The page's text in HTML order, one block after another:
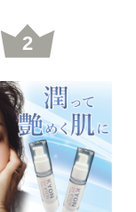
めレベル：
、出会ったこ
むのに、透明
出会えないバ
2